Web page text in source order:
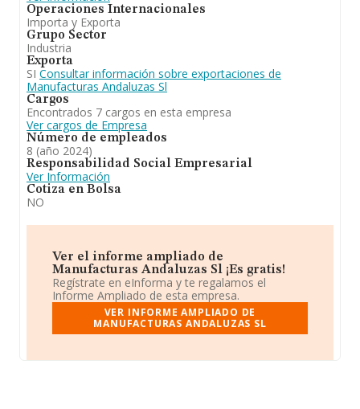
Operaciones Internacionales
Importa y Exporta
Grupo Sector
Industria
Exporta
SI Consultar información sobre exportaciones de
Manufacturas Andaluzas Sl
Cargos
Encontrados 7 cargos en esta empresa
Ver cargos de Empresa
Número de empleados
8 (año 2024)
Responsabilidad Social Empresarial
Ver Información
Cotiza en Bolsa
NO
Ver el informe ampliado de
Manufacturas Andaluzas Sl ¡Es gratis!
Regístrate en eInforma y te regalamos el
Informe Ampliado de esta empresa.
VER INFORME AMPLIADO DE
MANUFACTURAS ANDALUZAS SL